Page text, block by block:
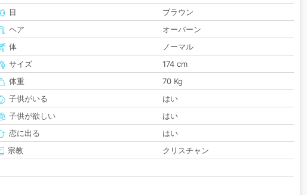
目
ブラウン
ヘア
オーバーン
体
ノーマル
サイズ
174 cm
体重
70 Kg
子供がいる
はい
子供が欲しい
はい
恋に出る
はい
宗教
クリスチャン